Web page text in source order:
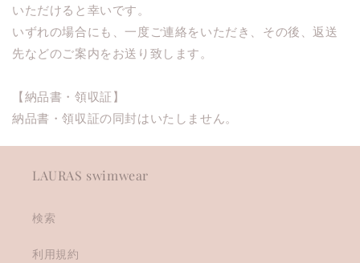
いただけると幸いです。
いずれの場合にも、一度ご連絡をいただき、その後、返送
先などのご案内をお送り致します。
【納品書・領収証】
納品書・領収証の同封はいたしません。
LAURAS swimwear
検索
利用規約